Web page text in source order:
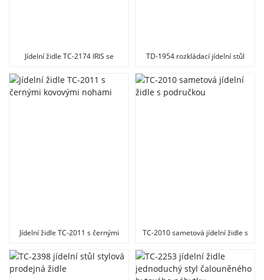
Jídelní židle TC-2174 IRIS se
TD-1954 rozkládací jídelní stůl
Jídelní židle TC-2011 s černými
TC-2010 sametová jídelní židle s